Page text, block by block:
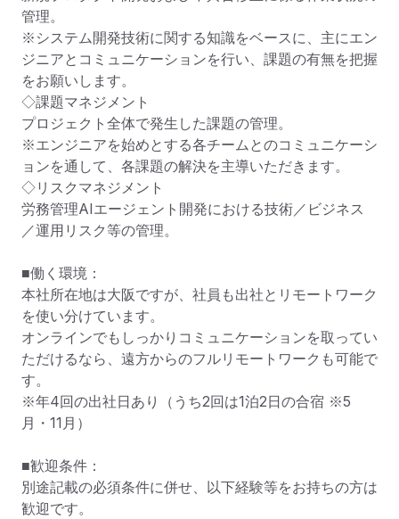
管理。
※システム開発技術に関する知識をベースに、主にエン
ジニアとコミュニケーションを行い、課題の有無を把握
をお願いします。
◇課題マネジメント
プロジェクト全体で発生した課題の管理。
※エンジニアを始めとする各チームとのコミュニケーシ
ョンを通して、各課題の解決を主導いただきます。
◇リスクマネジメント
労務管理AIエージェント開発における技術／ビジネス
／運用リスク等の管理。
■働く環境：
本社所在地は大阪ですが、社員も出社とリモートワーク
を使い分けています。
オンラインでもしっかりコミュニケーションを取ってい
ただけるなら、遠方からのフルリモートワークも可能で
す。
※年4回の出社日あり（うち2回は1泊2日の合宿 ※5
月・11月）
■歓迎条件：
別途記載の必須条件に併せ、以下経験等をお持ちの方は
歓迎です。